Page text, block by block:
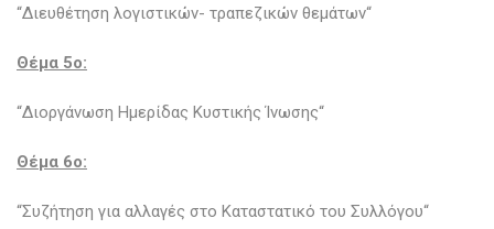
“Διευθέτηση λογιστικών- τραπεζικών θεμάτων“
Θέμα 5o:
“Διοργάνωση Ημερίδας Κυστικής Ίνωσης“
Θέμα 6o:
“Συζήτηση για αλλαγές στο Καταστατικό του Συλλόγου“